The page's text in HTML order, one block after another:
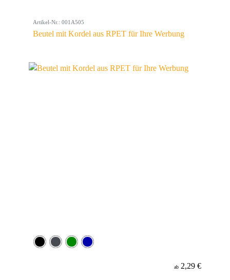
Artikel-Nr.: 001A505
Beutel mit Kordel aus RPET für Ihre Werbung
ab 2,29 €